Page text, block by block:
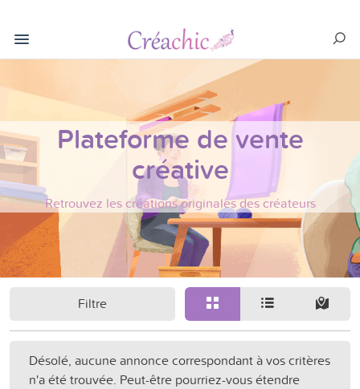
Plateforme de vente
créative
Retrouvez les créations originales des créateurs
Filtre
Désolé, aucune annonce correspondant à vos critères
n'a été trouvée. Peut-être pourriez-vous étendre